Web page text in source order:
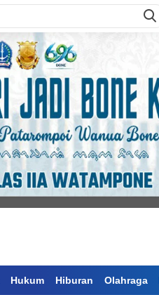
Hukum Hiburan Olahraga